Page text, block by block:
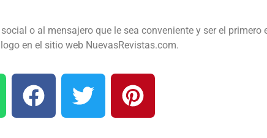
o al mensajero que le sea conveniente y ser el primero
en el sitio web NuevasRevistas.com.